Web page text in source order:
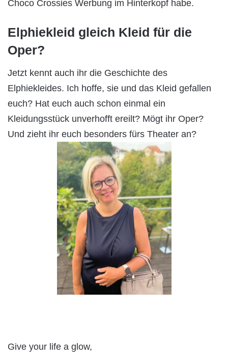
Choco Crossies Werbung im Hinterkopf habe.
Elphiekleid gleich Kleid für die
Oper?
Jetzt kennt auch ihr die Geschichte des
Elphiekleides. Ich hoffe, sie und das Kleid gefallen
euch? Hat euch auch schon einmal ein
Kleidungsstück unverhofft ereilt? Mögt ihr Oper?
Und zieht ihr euch besonders fürs Theater an?
Give your life a glow,